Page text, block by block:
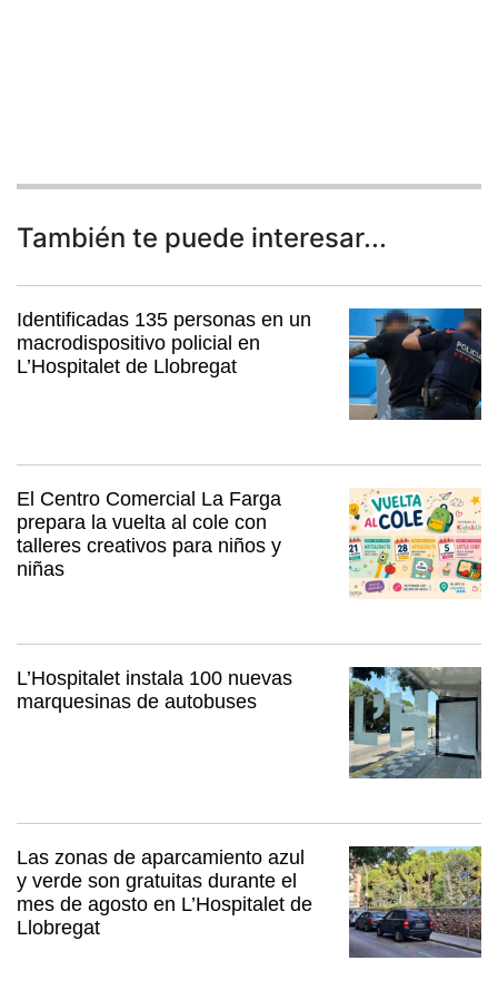
También te puede interesar...
Identificadas 135 personas en un
macrodispositivo policial en
L’Hospitalet de Llobregat
El Centro Comercial La Farga
prepara la vuelta al cole con
talleres creativos para niños y
niñas
L’Hospitalet instala 100 nuevas
marquesinas de autobuses
Las zonas de aparcamiento azul
y verde son gratuitas durante el
mes de agosto en L’Hospitalet de
Llobregat